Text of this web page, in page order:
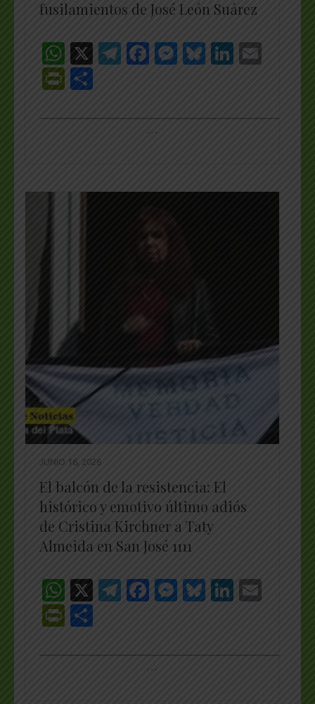
fusilamientos de José León Suárez
WhatsApp
X Telegram
Facebook
Messenger
Bluesky
PrintFriendly
…
JUNIO 16, 2026
El balcón de la resistencia: El
histórico y emotivo último adiós
de Cristina Kirchner a Taty
Almeida en San José 1111
WhatsApp
X Telegram
Facebook
Messenger
Bluesky
PrintFriendly
…